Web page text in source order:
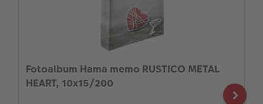
Fotoalbum Hama memo RUSTICO METAL
HEART, 10x15/200